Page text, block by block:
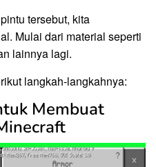
tersebut, kita
Mulai dari material seperti
lainnya lagi.
langkah-langkahnya:
Membuat